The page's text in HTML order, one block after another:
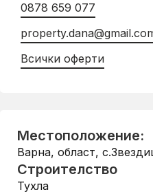
0878 659 077
Всички оферти
Местоположение:
Варна, област,
Строителство
Тухла